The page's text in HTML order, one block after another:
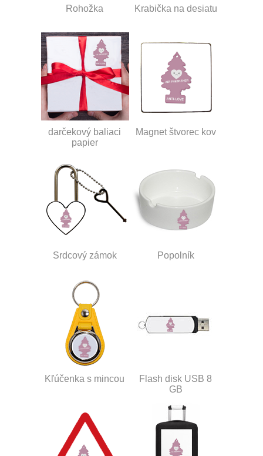
Rohožka Krabička na desiatu
darčekový baliaci
papier
Magnet štvorec kov
Srdcový zámok Popolník
Kľúčenka s mincou
Flash disk USB 8
GB